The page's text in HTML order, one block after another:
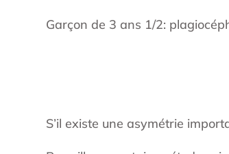
Garçon de 3 ans 1/2:
S’il existe une asymétrie